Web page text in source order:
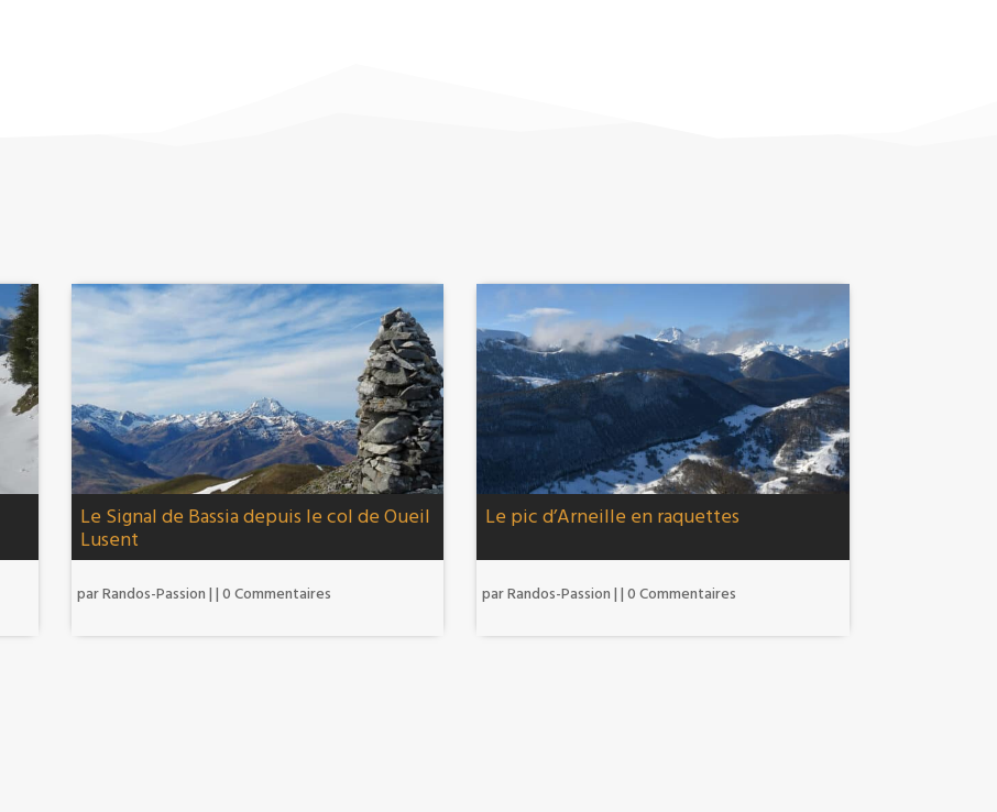
Le Signal de Bassia depuis le col de Oueil
Lusent
parRandos-Passion | | 0 Commentaires
Le pic d’Arneille en raquettes
parRandos-Passion || 0 Commentaires